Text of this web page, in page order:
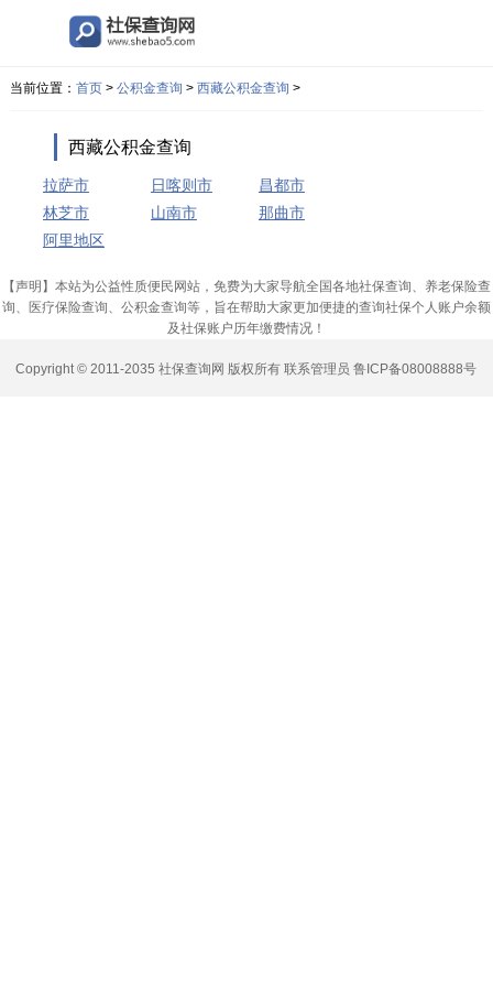
当前位置： 首页> 公积金查询 > 西藏公积金查询 >
西藏公积金查询
拉萨市 日喀则市
昌都市
林芝市
山南市
那曲市
阿里地区
【声明】本站为公益性质便民网站，免费为大家导航全国各地社保查询、养老保险查
询、医疗保险查询、公积金查询等，旨在帮助大家更加便捷的查询社保个人账户余额
及社保账户历年缴费情况！
Copyright © 2011-2035社保查询网 版权所有联系管理员 鲁ICP备08008888号